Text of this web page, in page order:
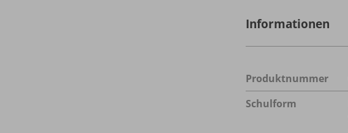
Informationen
Produktnummer
Schulform